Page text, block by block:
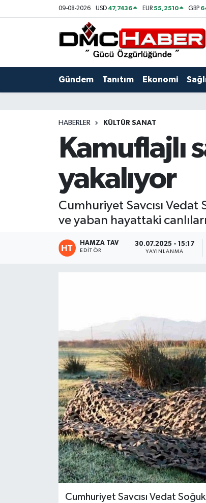
09-08-2026 USD 47,7436 EUR55,2510 GBP
Gündem Tanıtım Ekonomi
HABERLER KÜLTÜR SANAT
Kamuflajlı
yakalıyor
Cumhuriyet Savcısı
ve yaban hayattaki
HAMZA TAV
EDITÖR
30.07.2025 - 15:17
YAYINLANMA
Cumhuriyet Savcısı Vedat
Gündem
Siyaset
Nöbetçi Eczaneler
Tüm Manşetler
Son Dakika Haberleri
Haber Arşivi